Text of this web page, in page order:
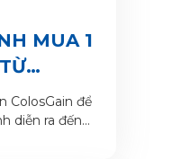
MUA 1
ColosGain để
diễn ra đến